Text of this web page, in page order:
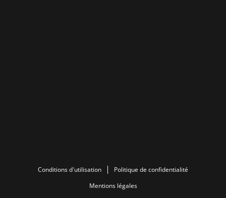
Conditions d'utilisation
Politique de confidentialité
Mentions légales